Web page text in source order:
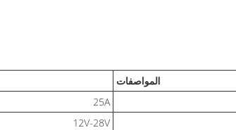
المواصفات
25A
12V-28V